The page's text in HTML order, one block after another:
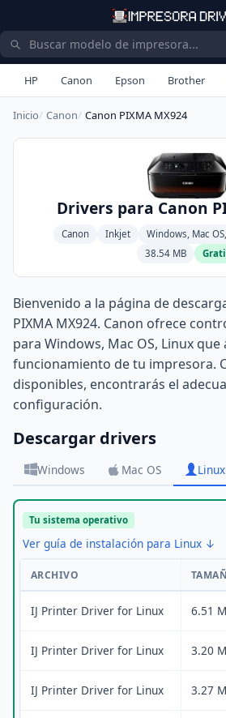
HP Canon Epson Brother
Inicio Canon Canon PIXMA MX924
Drivers para Canon
Canon Inkjet Windows, Mac
38.54 MB
Bienvenido a la página de
PIXMA MX924. Canon ofrece
para Windows, Mac OS, Linux
funcionamiento de tu impresora.
disponibles, encontrarás el
configuración.
Descargar drivers
Windows Mac OS Linux
Tu sistema operativo
Ver guía de instalación para Linux ↓
ARCHIVO
IJ Printer Driver for Linux 6.51
IJ Printer Driver for Linux 3.20
IJ Printer Driver for Linux 3.27